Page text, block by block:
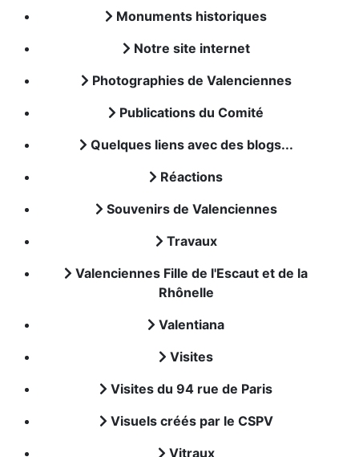
Monuments historiques
Notre site internet
Photographies de Valenciennes
Publications du Comité
Quelques liens avec des blogs...
Réactions
Souvenirs de Valenciennes
Travaux
Valenciennes Fille de l'Escaut et de la
Rhônelle
Valentiana
Visites
Visites du 94 rue de Paris
Visuels créés par le CSPV
Vitraux